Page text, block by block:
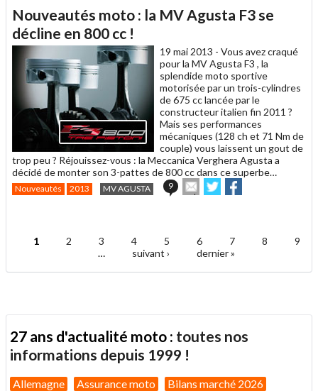
à
Nouveautés moto : la MV Agusta F3 se
décline en 800 cc !
19 mai 2013 - Vous avez craqué
pour la MV Agusta F3 , la
splendide moto sportive
motorisée par un trois-cylindres
de 675 cc lancée par le
constructeur italien fin 2011 ?
Mais ses performances
mécaniques (128 ch et 71 Nm de
couple) vous laissent un gout de
trop peu ? Réjouissez-vous : la Meccanica Verghera Agusta a
décidé de monter son 3-pattes de 800 cc dans ce superbe…
Nouveautés 2013 MV AGUSTA 9
Envoyer
cet
ami
Partager
sur sur
Pages
1 2 3 4 5 6 7 8
9
…
suivant › dernier »
27 ans d'actualité moto : toutes nos
informations depuis 1999 !
Allemagne Assurance moto Bilans marché 2026